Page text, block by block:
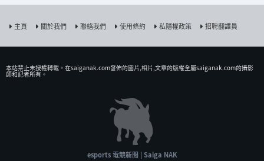
主頁 關於我們 聯絡我們 使用條約 私隱權政策 招聘翻譯員
本站禁止未授權𨍭載。在saiganak.com發佈的圖片,相片,文章的版權全屬saiganak.com的攝影
師和記者所有。
esports 電競新聞 | Saiga NAK